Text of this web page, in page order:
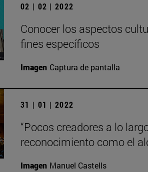
02 | 02 | 2022
Conocer los aspectos
fines específicos
Imagen Captura de pantalla
31 | 01 | 2022
“Pocos creadores a lo
reconocimiento como el
Imagen Manuel Castells